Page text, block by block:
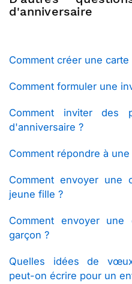
d'anniversaire
Comment créer une
Comment formuler une
Comment inviter des
d'anniversaire ?
Comment répondre à
Comment envoyer une
jeune fille ?
Comment envoyer
garçon ?
Quelles idées de
peut-on écrire pour un